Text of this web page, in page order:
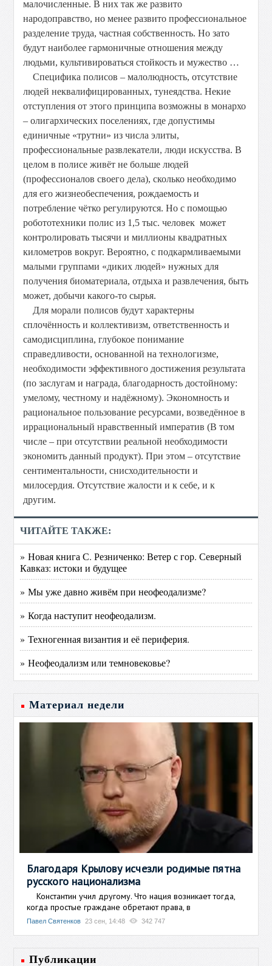
малочисленные. В них так же развито
народоправство, но менее развито профессиональное
разделение труда, частная собственность. Но зато
будут наиболее гармоничные отношения между
людьми, культивироваться стойкость и мужество …
Специфика полисов – малолюдность, отсутствие
людей неквалифицированных, тунеядства. Некие
отступления от этого принципа возможны в монархо
– олигархических поселениях, где допустимы
единичные «трутни» из числа элиты,
профессиональные развлекатели, люди искусства. В
целом в полисе живёт не больше людей
(профессионалов своего дела), сколько необходимо
для его жизнеобеспечения, рождаемость и
потребление чётко регулируются. Но с помощью
робототехники полис из 1,5 тыс. человек может
контролировать тысячи и миллионы квадратных
километров вокруг. Вероятно, с подкармливаемыми
малыми группами «диких людей» нужных для
получения биоматериала, отдыха и развлечения, быть
может, добычи какого-то сырья.
Для морали полисов будут характерны
сплочённость и коллективизм, ответственность и
самодисциплина, глубокое понимание
справедливости, основанной на технологизме,
необходимости эффективного достижения результата
(по заслугам и награда, благодарность достойному:
умелому, честному и надёжному). Экономность и
рациональное пользование ресурсами, возведённое в
иррациональный нравственный императив (В том
числе – при отсутствии реальной необходимости
экономить данный продукт). При этом – отсутствие
сентиментальности, снисходительности и
милосердия. Отсутствие жалости и к себе, и к
другим.
ЧИТАЙТЕ ТАКЖЕ:
» Новая книга С. Резниченко: Ветер с гор. Северный
Кавказ: истоки и будущее
» Мы уже давно живём при неофеодализме?
» Когда наступит неофеодализм.
» Техногенная византия и её периферия.
» Неофеодализм или темновековье?
Материал недели
Благодаря Крылову исчезли родимые пятна
русского национализма
Константин учил другому. Что нация возникает тогда,
когда простые граждане обретают права, в
Павел Святенков 23 сен, 14:48 342 747
Публикации